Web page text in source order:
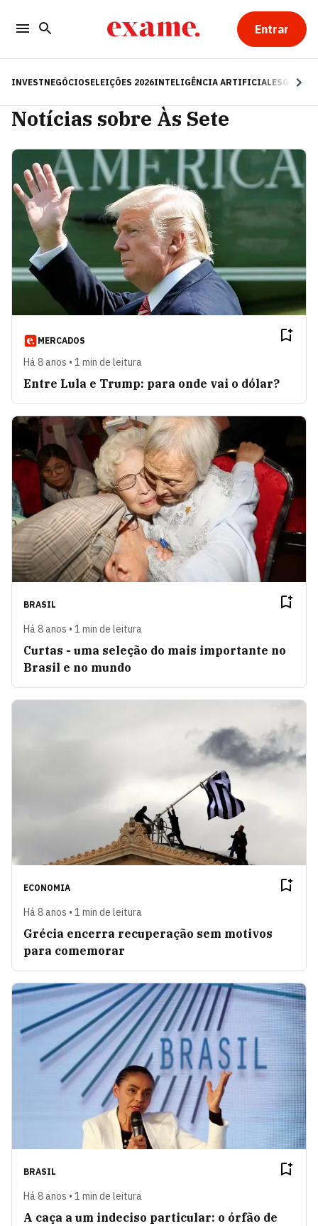
Entrar
INVESTNEGÓCIOSELEIÇÕES 2026INTELIGÊNCIA ARTIFICIALESG
Notícias sobre Às Sete
MERCADOS
Há 8 anos • 1 min de leitura
Entre Lula e Trump: para onde vai o dólar?
BRASIL
Há 8 anos • 1 min de leitura
Curtas - uma seleção do mais importante no
Brasil e no mundo
ECONOMIA
Há 8 anos • 1 min de leitura
Grécia encerra recuperação sem motivos
para comemorar
BRASIL
Há 8 anos • 1 min de leitura
A caça a um indeciso particular: o órfão de